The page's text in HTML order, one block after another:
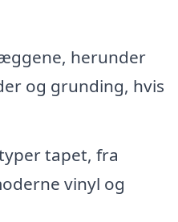
herunder
og grunding, hvis
tapet, fra
vinyl og